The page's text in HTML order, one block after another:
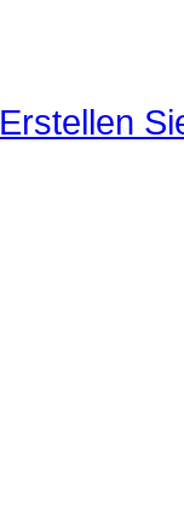
Erstellen